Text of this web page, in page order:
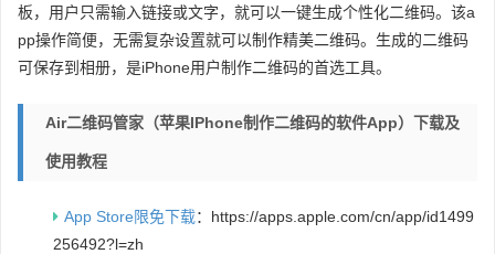
板，用户只需输入链接或文字，就可以一键生成个性化二维码。该a
pp操作简便，无需复杂设置就可以制作精美二维码。生成的二维码
可保存到相册，是iPhone用户制作二维码的首选工具。
Air二维码管家（苹果iPhone制作二维码的软件app）下载及
使用教程
App Store限免下载：https://apps.apple.com/cn/app/id1499
256492?l=zh